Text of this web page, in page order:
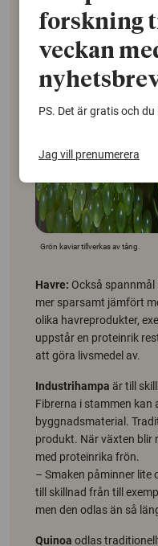
Grön kaviar tillverkas av tång.
Havre: Också spannmål
mer sparsamt jämfört
olika havreprodukter,
uppstår en proteinrik
att göra livsmedel av.
Industrihampa är till
Fibrerna i stammen kan
byggnadsmaterial.
produkt. När växten blir
med proteinrika frön.
– Smaken påminner lite
till skillnad från till
men den odlas än så
Quinoa odlas
forskning
veckan
PS. Det är gratis och
Jag vill prenumerera